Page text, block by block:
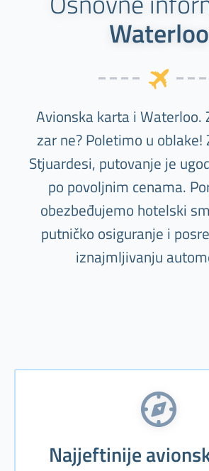
Waterloo
Avionska karta i Waterloo.
zar ne? Poletimo u oblake!
Stjuardesi, putovanje je
po povoljnim cenama.
obezbeđujemo hotelski
putničko osiguranje i
iznajmljivanju
Najjeftinije